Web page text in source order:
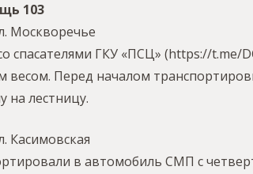
103
Москворечье
спасателями ГКУ «ПСЦ» (https://t.me/
весом. Перед началом
на лестницу.
Касимовская
в автомобиль СМП с